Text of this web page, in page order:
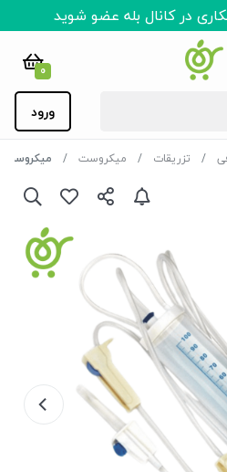
در کانال بله عضو شوید
0
ورود
تزریقات میکروست میکروست